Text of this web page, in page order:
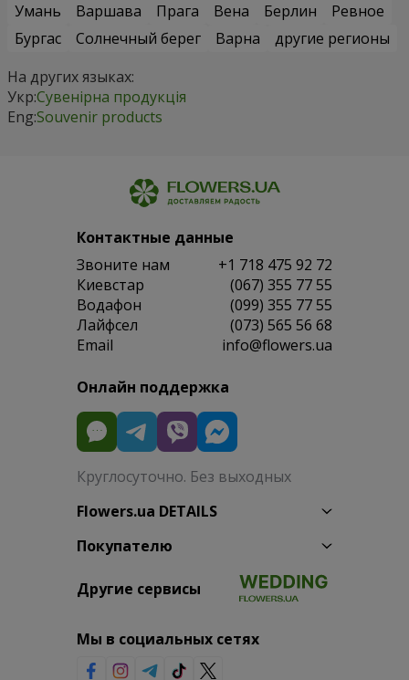
Умань
Варшава Прага Вена Берлин
Ревное
Бургас
Солнечный берег Варна
другие регионы
На других языках:
Укр:Сувенірна продукція
Eng:Souvenir products
Контактные данные
Звоните нам
+1 718 475 92 72
Киевстар
(067) 355 77 55
Водафон
(099) 355 77 55
Лайфсел
(073) 565 56 68
Email
info@flowers.ua
Онлайн поддержка
Круглосуточно. Без выходных
Flowers.ua DETAILS
Покупателю
Другие сервисы
Мы в социальных сетях